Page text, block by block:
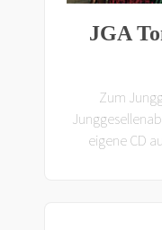
JGA
Zum
eigene CD